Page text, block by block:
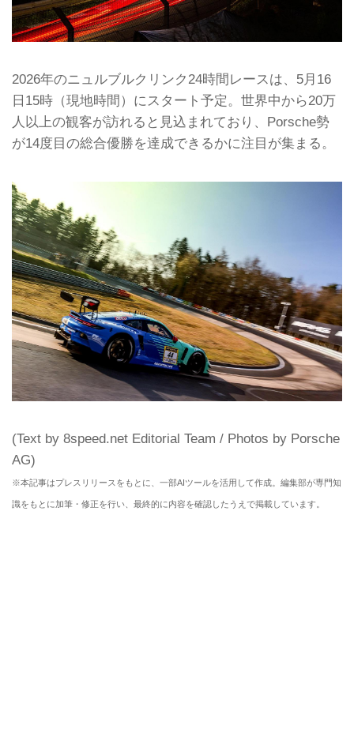
2026年のニュルブルクリンク24時間レースは、5月16
日15時（現地時間）にスタート予定。世界中から20万
人以上の観客が訪れると見込まれており、Porsche勢
が14度目の総合優勝を達成できるかに注目が集まる。
(Text by 8speed.net Editorial Team / Photos by Porsche
AG)
※本記事はプレスリリースをもとに、一部AIツールを活用して作成。編集部が専門知
識をもとに加筆・修正を行い、最終的に内容を確認したうえで掲載しています。